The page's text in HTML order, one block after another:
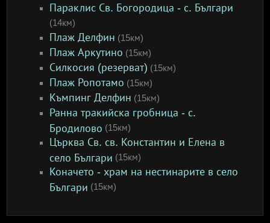
Параклис Св. Богородица - с. Българи
(14км)
Плаж Делфин (15км)
Плаж Аркутино (15км)
Силкосия (резерват) (15км)
Плаж Ропотамо (15км)
Къмпинг Делфин (15км)
Ранна тракийска гробница - с.
Бродилово (15км)
Църква Св. св. Константин и Елена в
село Българи (15км)
Коначето - храм на нестинарите в село
Българи (15км)